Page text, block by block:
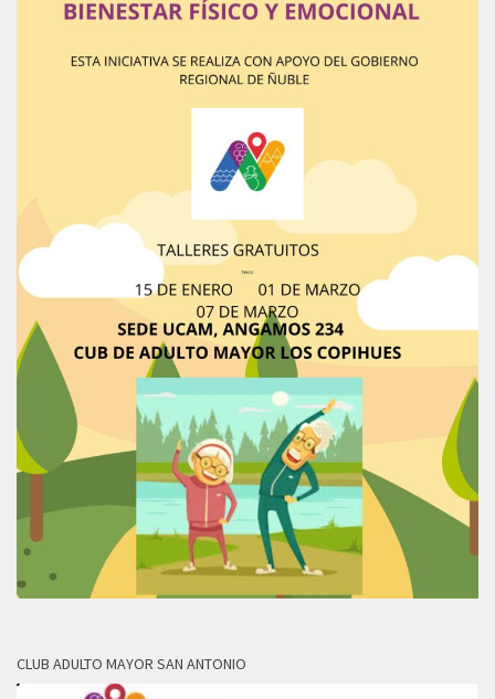
CLUB ADULTO MAYOR SAN ANTONIO